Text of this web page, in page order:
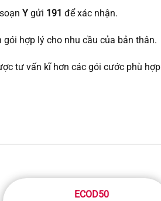
Y gửi 191 để xác nhận.
hợp lý cho nhu cầu của bản thân.
tư vấn kĩ hơn các gói cước phù hợp
ECOD50